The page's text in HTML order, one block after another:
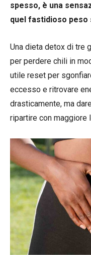
spesso, è una
quel fastidioso peso
Una dieta detox di tre
per perdere chili in
utile reset per
eccesso e ritrovare
drasticamente, ma
ripartire con maggiore